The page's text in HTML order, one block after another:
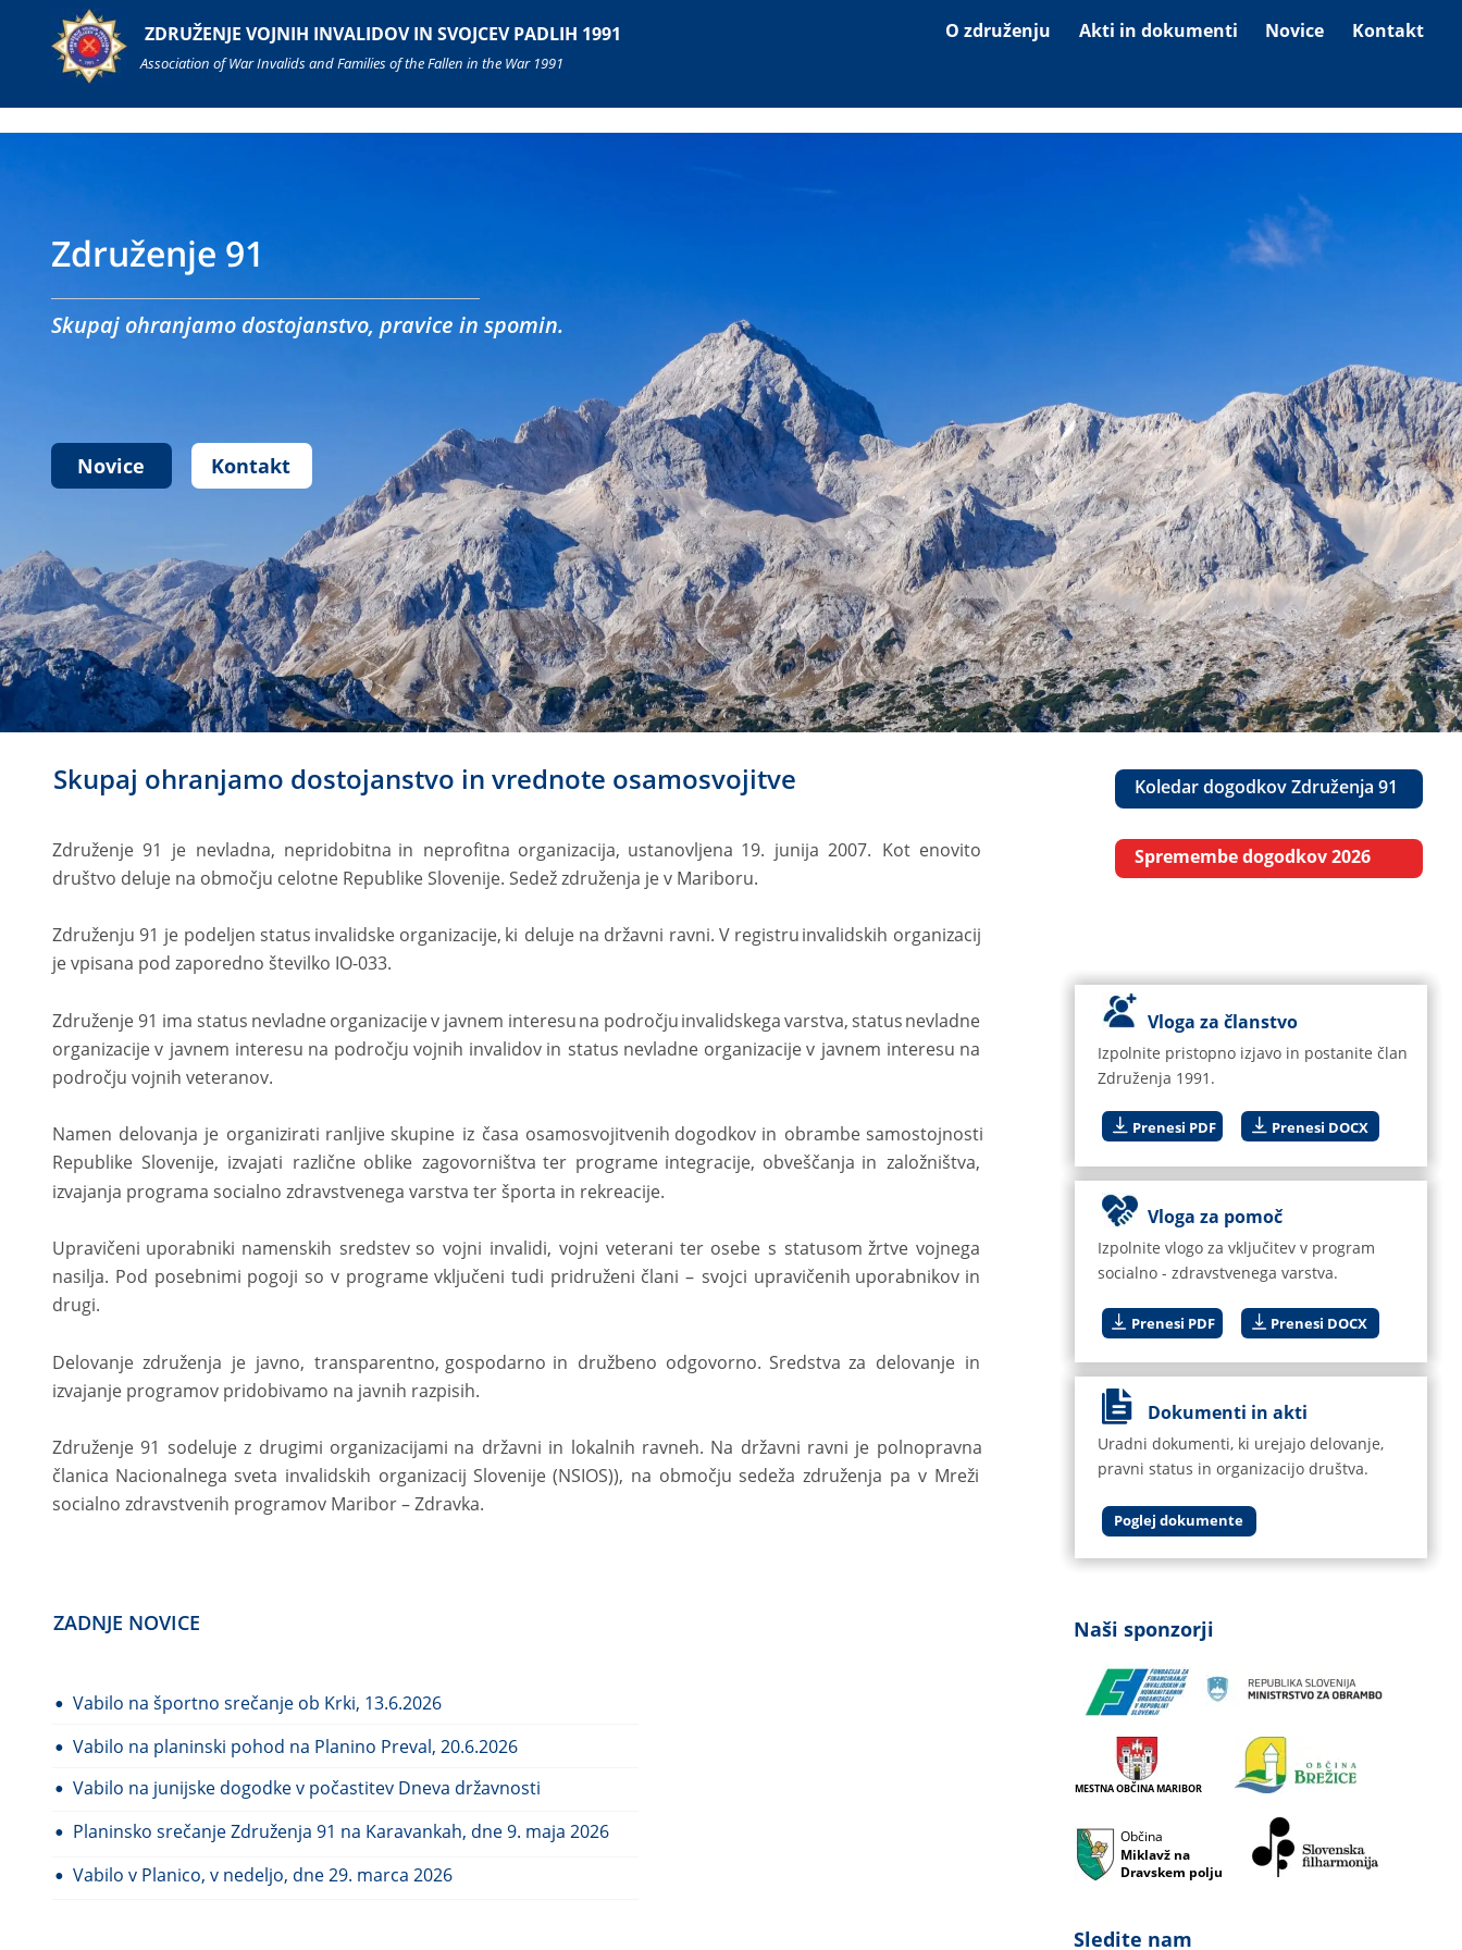
ZDRUŽENJE VOJNIH INVALIDOV IN SVOJCEV PADLIH 1991
Association of War Invalids and Families of the Fallen in the War 1991
O združenju Akti in dokumenti Novice
Skupaj ohranjamo dostojanstvo in vrednote osamosvojitve
ZADNJE NOVICE
Združenje 91 je nevladna, nepridobitna in neprofitna organizacija, ustanovljena 19. junija 2007. Kot enovito
društvo deluje na območju celotne Republike Slovenije. Sedež združenja je v Mariboru.
Združenju 91 je podeljen status invalidske organizacije, ki deluje na državni ravni. V registruinvalidskih organizacij
je vpisana pod zaporedno številko IO-033.
Združenje 91 ima status nevladneorganizacijev javnem interesuna področjuinvalidskegavarstva,statusnevladne
organizacijev javnem interesu na področju vojnih invalidov in status nevladne organizacijev javnem interesu na
področju vojnih veteranov.
Namen delovanja je organizirati ranljive skupine iz časa osamosvojitvenih dogodkov in obrambe samostojnosti
Republike Slovenije, izvajati različne oblike zagovorništva ter programe integracije, obveščanja in založništva,
izvajanja programa socialno zdravstvenega varstva ter športa in rekreacije.
Upravičeni uporabniki namenskih sredstev so vojni invalidi, vojni veterani ter osebe s statusom žrtve vojnega
nasilja. Pod posebnimi pogoji so v programe vključeni tudi pridruženi člani – svojci upravičenih uporabnikov in
drugi.
Delovanje združenja je javno, transparentno, gospodarno in družbeno odgovorno. Sredstva za delovanje in
izvajanje programov pridobivamo na javnih razpisih.
Združenje 91 sodeluje z drugimi organizacijami na državni in lokalnih ravneh. Na državni ravni je polnopravna
članica Nacionalnega sveta invalidskih organizacij Slovenije (NSIOS)), na območju sedeža združenja pa v Mreži
socialno zdravstvenih programov Maribor – Zdravka.
Novice
Vloga za članstvo
Izpolnite pristopno izjavo in postanite član
Združenja 1991.
Vloga za pomoč
Izpolnite vlogo za vključitev v program
socialno - zdravstvenega varstva.
Dokumenti in akti
Uradni dokumenti, ki urejajo delovanje,
pravni status in organizacijo društva.
Poglej dokumente
Naši sponzorji
Kontakt
Združenje 91
Skupaj ohranjamo dostojanstvo, pravice in spomin.
Kontakt
Sledite nam
Občina
Miklavž na
Dravskem polju
MESTNA OBČINA MARIBOR
Prenesi PDF Prenesi DOCX
Prenesi PDF Prenesi DOCX
Koledar dogodkov Združenja 91
• Vabilo v Planico, v nedeljo, dne 29. marca 2026
• Planinsko srečanje Združenja 91 na Karavankah, dne 9. maja 2026
• Vabilo na junijske dogodke v počastitev Dneva državnosti
Spremembe dogodkov 2026
• Vabilo na planinski pohod na Planino Preval, 20.6.2026
• Vabilo na športno srečanje ob Krki, 13.6.2026